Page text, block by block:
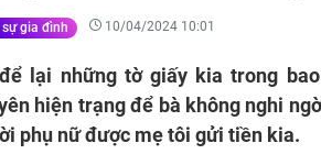
sự gia đình 10/04/2024 10:01
lại những tờ giấy kia trong
hiện trạng để bà không nghi
phụ nữ được mẹ tôi gửi tiền kia.